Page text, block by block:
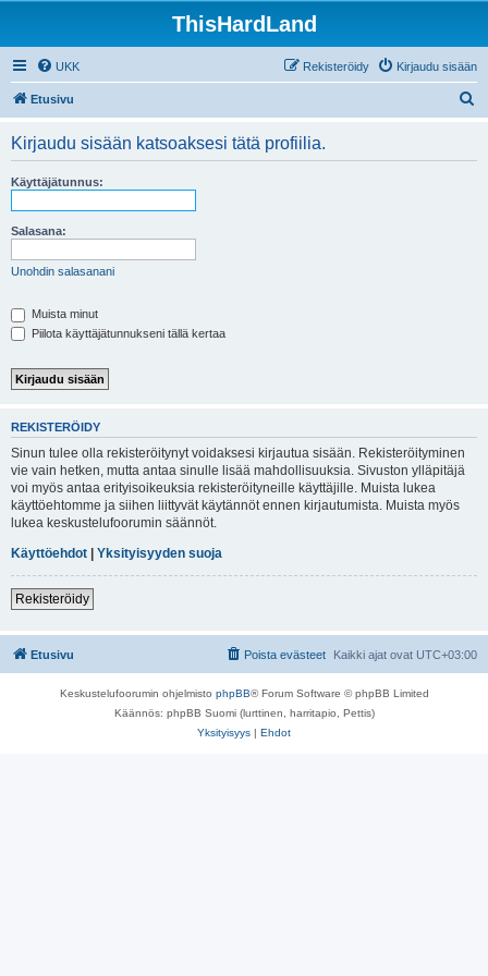
ThisHardLand
UKK Kirjaudu sisään
Rekisteröidy
Etusivu
Kirjaudu sisään katsoaksesi tätä profiilia.
Käyttäjätunnus:
Salasana:
Unohdin salasanani
Muista minut
Piilota käyttäjätunnukseni tällä kertaa
REKISTERÖIDY
Sinun tulee olla rekisteröitynyt voidaksesi kirjautua sisään. Rekisteröityminen
vie vain hetken, mutta antaa sinulle lisää mahdollisuuksia. Sivuston ylläpitäjä
voi myös antaa erityisoikeuksia rekisteröityneille käyttäjille. Muista lukea
käyttöehtomme ja siihen liittyvät käytännöt ennen kirjautumista. Muista myös
lukea keskustelufoorumin säännöt.
Käyttöehdot | Yksityisyyden suoja
Rekisteröidy
Etusivu Kaikki ajat ovat UTC+03:00
Poista evästeet
Keskustelufoorumin ohjelmisto phpBB® Forum Software © phpBB Limited
Käännös: phpBB Suomi (lurttinen, harritapio, Pettis)
Yksityisyys | Ehdot